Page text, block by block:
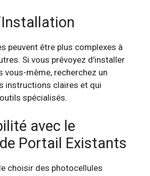
peuvent être plus complexes à
Si vous prévoyez d’installer
vous-même, recherchez un
instructions claires et qui
spécialisés.
avec le
Portail Existants
choisir des photocellules